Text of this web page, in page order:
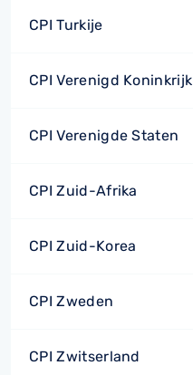
CPI Turkije
CPI Verenigd Koninkrijk
CPI Verenigde Staten
CPI Zuid-Afrika
CPI Zuid-Korea
CPI Zweden
CPI Zwitserland